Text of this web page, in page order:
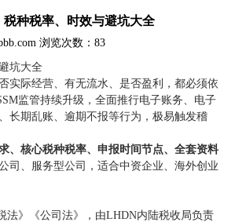
种税率、时效与避坑大全
浏览次数：83
坑大全
实际经营、有无流水、是否盈利，都必须依
监管持续升级，全面推行电子账务、电子
长期乱账、逾期不报等行为，极易触发稽
、核心税种税率、申报时间节点、全套资料
司、服务型公司，适合中资企业、海外创业
法》《公司法》，由LHDN内陆税收局负责